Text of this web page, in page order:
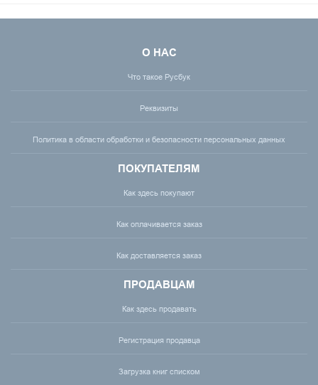
О НАС
Что такое Русбук
Реквизиты
Политика в области обработки и безопасности персональных данных
ПОКУПАТЕЛЯМ
Как здесь покупают
Как оплачивается заказ
Как доставляется заказ
ПРОДАВЦАМ
Как здесь продавать
Регистрация продавца
Загрузка книг списком